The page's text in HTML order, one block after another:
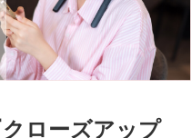
ローズアップ